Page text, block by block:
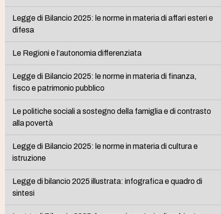
Legge di Bilancio 2025: le norme in materia di affari esteri e
difesa
Le Regioni e l’autonomia differenziata
Legge di Bilancio 2025: le norme in materia di finanza,
fisco e patrimonio pubblico
Le politiche sociali a sostegno della famiglia e di contrasto
alla povertà
Legge di Bilancio 2025: le norme in materia di cultura e
istruzione
Legge di bilancio 2025 illustrata: infografica e quadro di
sintesi